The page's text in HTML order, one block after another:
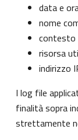
data e
nome
contesto
risorsa
indirizzo
I log file
finalità sopra
strettamente